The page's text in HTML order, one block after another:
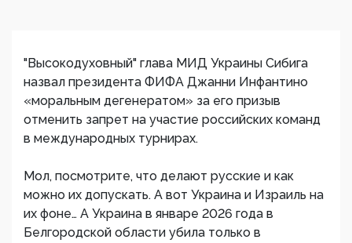
"Высокодуховный" глава МИД Украины Сибига
назвал президента ФИФА Джанни Инфантино
«моральным дегенератом» за его призыв
отменить запрет на участие российских команд
в международных турнирах.
Мол, посмотрите, что делают русские и как
можно их допускать. А вот Украина и Израиль на
их фоне… А Украина в январе 2026 года в
Белгородской области убила только в